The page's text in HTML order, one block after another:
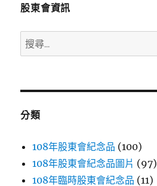
股東會資訊
搜
尋
鍵
分類
108年股東會紀念品 (100)
108年股東會紀念品圖片 (97)
108年臨時股東會紀念品 (11)